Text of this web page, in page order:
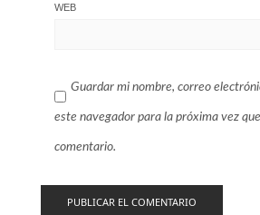
WEB
Guardar mi nombre, correo
este navegador para la próxima vez
comentario.